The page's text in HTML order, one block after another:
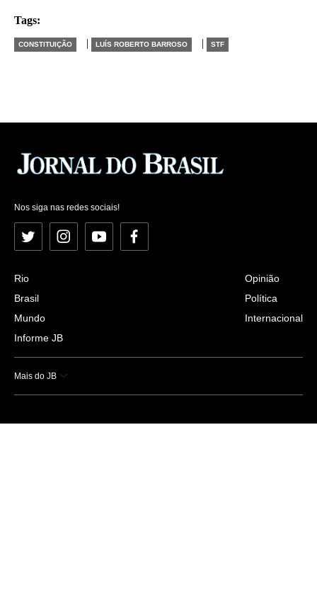
Tags:
CONSTITUIÇÃO | LUÍS ROBERTO BARROSO | STF
Nos siga nas redes sociais!
Twitter InstagramYouTubeFacebook
Rio
Brasil
Mundo
Informe JB
Opinião
Política
Internacional
Mais do JB
Esportes